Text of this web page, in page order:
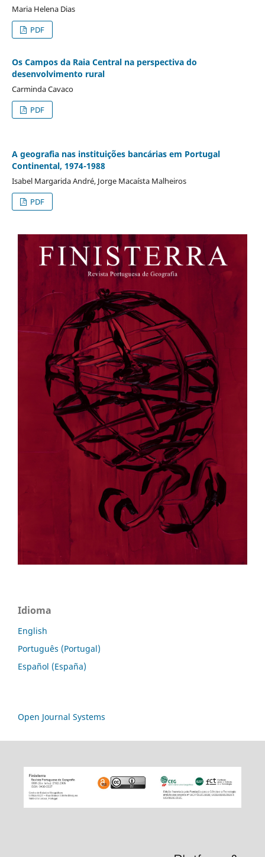
Maria Helena Dias
PDF
Os Campos da Raia Central na perspectiva do
desenvolvimento rural
Carminda Cavaco
PDF
A geografia nas instituições bancárias em Portugal
Continental, 1974-1988
Isabel Margarida André, Jorge Macaísta Malheiros
PDF
Idioma
English
Português (Portugal)
Español (España)
Open Journal Systems